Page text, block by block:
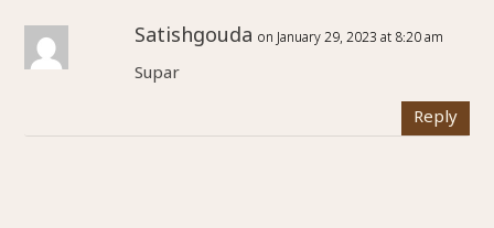
Satishgouda on January 29, 2023 at 8:20 am
Supar
Reply